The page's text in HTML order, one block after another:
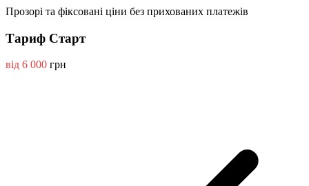
Прозорі та фіксовані ціни без прихованих платежів
Тариф Старт
від 6 000 грн